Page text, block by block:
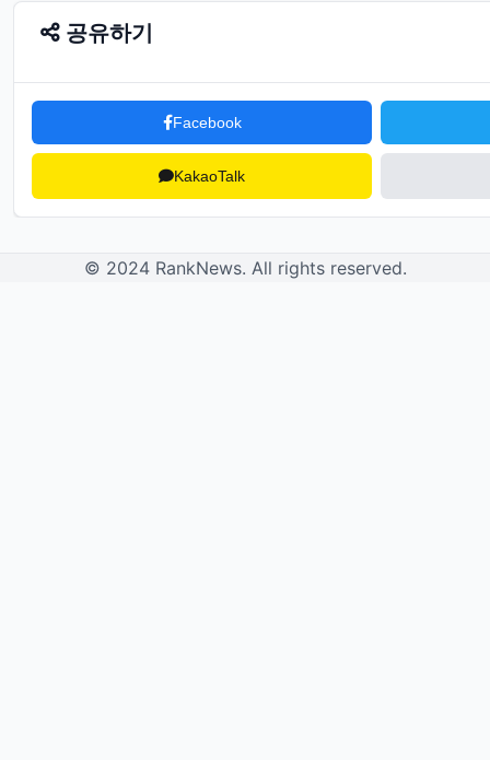
공유하기
Facebook
KakaoTalk
© 2024 RankNews. All rights reserved.